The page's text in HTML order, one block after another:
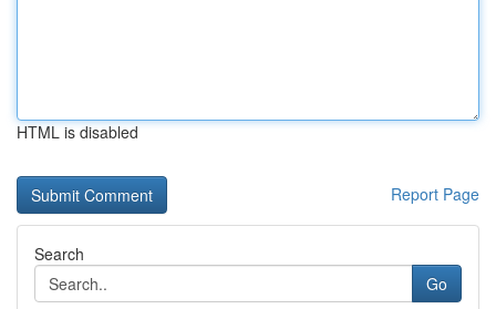
HTML is disabled
Report Page
Search
Go